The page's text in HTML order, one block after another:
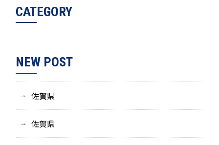
CATEGORY
NEW POST
佐賀県
佐賀県